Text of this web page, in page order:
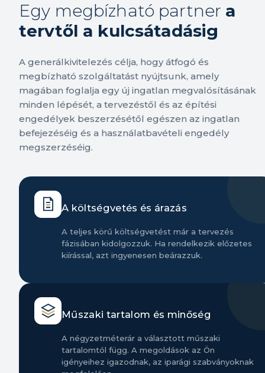
Egy megbízható partner a
tervtől a kulcsátadásig
A generálkivitelezés célja, hogy átfogó és
megbízható szolgáltatást nyújtsunk, amely
magában foglalja egy új ingatlan megvalósításának
minden lépését, a tervezéstől és az építési
engedélyek beszerzésétől egészen az ingatlan
befejezéséig és a használatbavételi engedély
megszerzéséig.
A költségvetés és árazás
A teljes körű költségvetést már a tervezés
fázisában kidolgozzuk. Ha rendelkezik előzetes
kiírással, azt ingyenesen beárazzuk.
Műszaki tartalom és minőség
A négyzetméterár a választott műszaki
tartalomtól függ. A megoldások az Ön
igényeihez igazodnak, az iparági szabványoknak